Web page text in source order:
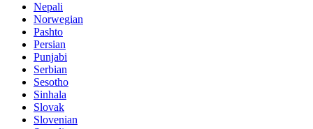
Nepali
Norwegian
Pashto
Persian
Punjabi
Serbian
Sesotho
Sinhala
Slovak
Slovenian